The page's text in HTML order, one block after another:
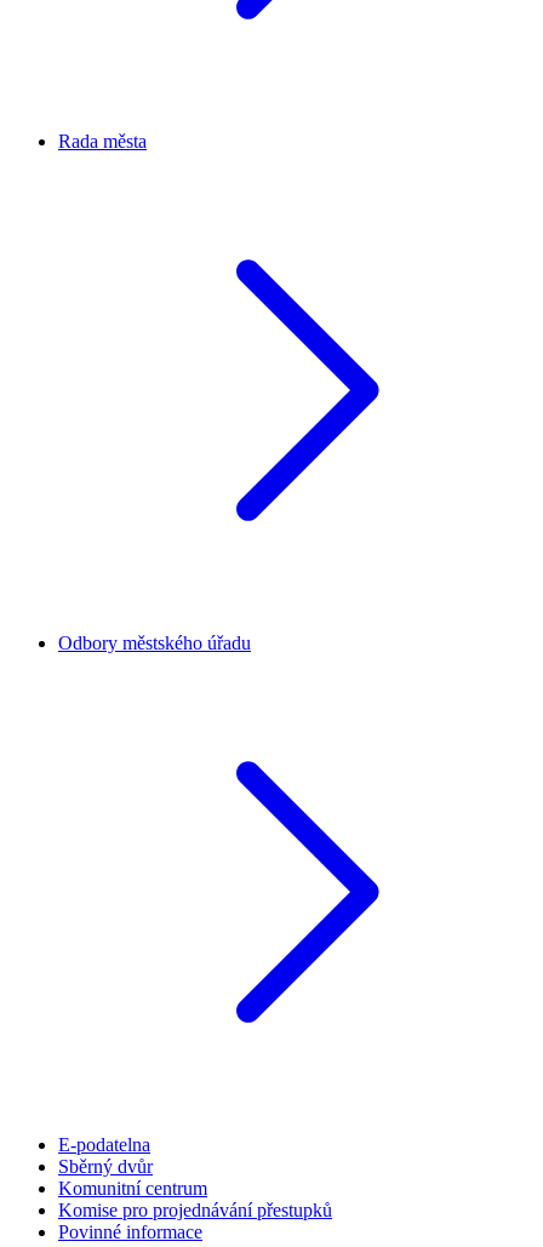
Rada města
Odbory městského úřadu
E-podatelna
Sběrný dvůr
Komunitní centrum
Komise pro projednávání přestupků
Povinné informace